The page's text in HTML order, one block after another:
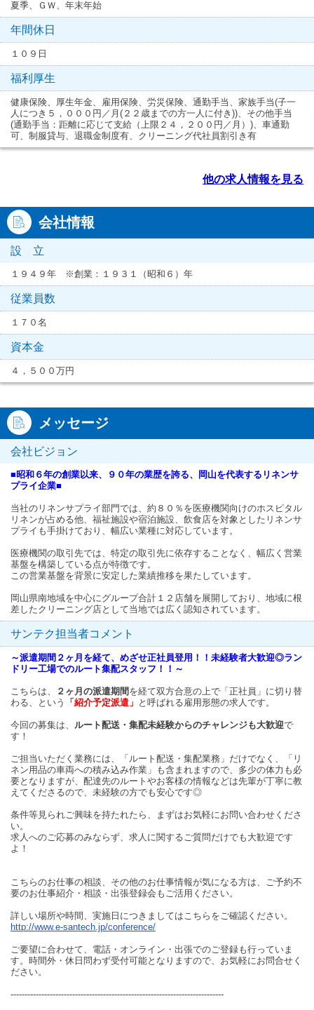
夏季、ＧＷ、年末年始
年間休日
１０９日
福利厚生
健康保険、厚生年金、雇用保険、労災保険、通勤手当、家族手当(子一
人につき５，０００円／月(２２歳までの方一人に付き))、その他手当
(通勤手当：距離に応じて支給（上限２４，２００円／月）)、車通勤
可、制服貸与、退職金制度有、クリーニング代社員割引き有
他の求人情報を見る
会社情報
設 立
１９４９年 ※創業：１９３１（昭和６）年
従業員数
１７０名
資本金
４，５００万円
メッセージ
会社ビジョン
■昭和６年の創業以来、９０年の業歴を誇る、岡山を代表するリネンサ
プライ企業■
当社のリネンサプライ部門では、約８０％を医療機関向けのホスピタル
リネンが占める他、福祉施設や宿泊施設、飲食店を対象としたリネンサ
プライも手掛けており、幅広い業種に対応しています。
医療機関の取引先では、特定の取引先に依存することなく、幅広く営業
基盤を構築している点が特徴です。
この営業基盤を背景に安定した業績推移を果たしています。
岡山県南地域を中心にグループ合計１２店舗を展開しており、地域に根
差したクリーニング店として当地では広く認知されています。
サンテク担当者コメント
～派遣期間２ヶ月を経て、めざせ正社員登用！！未経験者大歓迎◎ラン
ドリー工場でのルート集配スタッフ！！～
こちらは、 ２ヶ月の派遣期間 を経て双方合意の上で「正社員」に切り替
わる、という
「紹介予定派遣」 と呼ばれる雇用形態の求人です。
今回の募集は、 ルート配送・集配未経験からのチャレンジも大歓迎で
す！
ご担当いただく業務には、「ルート配送・集配業務」だけでなく、「リ
ネン用品の車両への積み込み作業」も含まれますので、多少の体力も必
要となりますが、配達先のルートやお客様の情報などは先輩が丁寧に教
えてくださるので、未経験の方でも安心です◎
条件等見られご興味を持たれたら、まずはお気軽にお問い合わせくださ
い。
求人へのご応募のみならず、求人に関するご質問だけでも大歓迎です
よ！
こちらのお仕事の相談、その他のお仕事情報が気になる方は、ご予約不
要のお仕事紹介・相談・出張登録会もご活用ください。
詳しい場所や時間、実施日につきましてはこちらをご確認ください。
http://www.e-santech.jp/conference/
ご要望に合わせて、電話・オンライン・出張でのご登録も行っていま
す。時間外・休日問わず受付可能となりますので、お気軽にお問合せく
ださい。
----------------------------------------------------------------------------